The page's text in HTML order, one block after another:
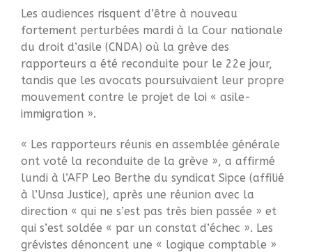
Faire un don
Nous contacter
Accueil
Nos actions
Nous contacter
S’informer
Actualités
Documentation
Droit d’Asile
Les audiences risquent d’être à nouveau
fortement perturbées mardi à la Cour nationale
du droit d’asile (CNDA) où la grève des
rapporteurs a été reconduite pour le 22e jour,
tandis que les avocats poursuivaient leur propre
mouvement contre le projet de loi « asile-
immigration ».
« Les rapporteurs réunis en assemblée générale
ont voté la reconduite de la grève », a affirmé
lundi à l’AFP Leo Berthe du syndicat Sipce (affilié
à l’Unsa Justice), après une réunion avec la
direction « qui ne s’est pas très bien passée » et
qui s’est soldée « par un constat d’échec ». Les
grévistes dénoncent une « logique comptable »